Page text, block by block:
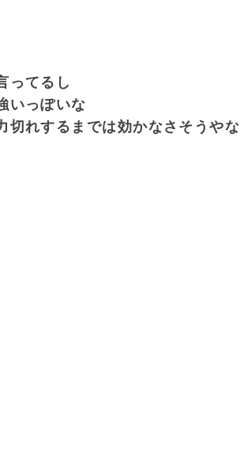
ってるし
いっぽいな
切れするまでは効かなさそうやな